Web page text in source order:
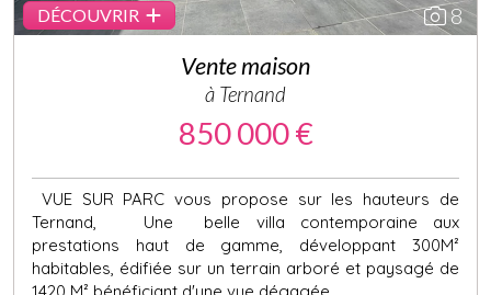
DÉCOUVRIR 8
Vente maison
à Ternand
850 000 €
VUE SUR PARC vous propose sur les hauteurs de
Ternand, Une belle villa contemporaine aux
prestations haut de gamme, développant 300M²
habitables, édifiée sur un terrain arboré et paysagé de
1420 M² bénéficiant d'une vue dégagée...